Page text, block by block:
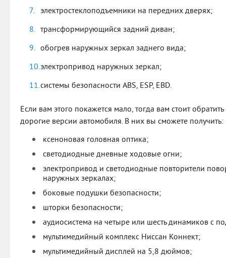
электростеклоподъемники на передних дверях;
трансформирующийся задний диван;
обогрев наружных зеркал заднего вида;
электропривод наружных зеркал;
системы безопасности ABS, ESP, EBD.
Если вам этого покажется мало, тогда вам стоит
дорогие версии автомобиля. В них вы сможете получить:
ксеноновая головная оптика;
светодиодные дневные ходовые огни;
электропривод и светодиодные повторители
наружных зеркалах;
боковые подушки безопасности;
шторки безопасности;
аудиосистема на четыре или шесть динамиков с
мультимедийный комплекс Ниссан Коннект;
мультимедийный дисплей на 5,8 дюймов;